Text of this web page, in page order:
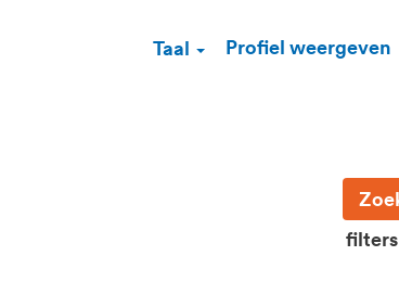
Taal Profiel weergeven
filters